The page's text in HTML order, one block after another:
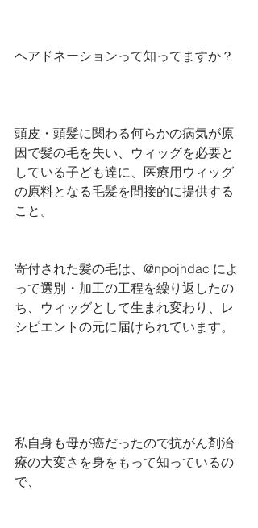
ヘアドネーションって知ってますか？﻿
頭皮・頭髪に関わる何らかの病気が原
因で髪の毛を失い、ウィッグを必要と
している子ども達に、医療用ウィッグ
の原料となる毛髪を間接的に提供する
こと。﻿
寄付された髪の毛は、@npojhdac によ
って選別・加工の工程を繰り返したの
ち、ウィッグとして生まれ変わり、レ
シピエントの元に届けられています。﻿
私自身も母が癌だったので抗がん剤治
療の大変さを身をもって知っているの
で、﻿